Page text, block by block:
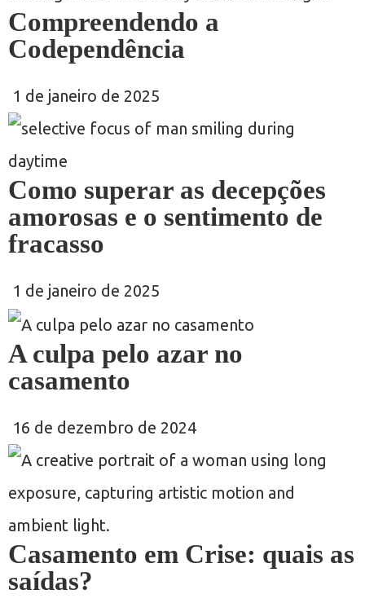
Compreendendo a
Codependência
1 de janeiro de 2025
Como superar as decepções
amorosas e o sentimento de
fracasso
1 de janeiro de 2025
A culpa pelo azar no
casamento
16 de dezembro de 2024
Casamento em Crise: quais as
saídas?